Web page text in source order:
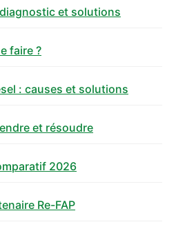
et solutions
faire ?
: causes et solutions
et résoudre
2026
Re-FAP